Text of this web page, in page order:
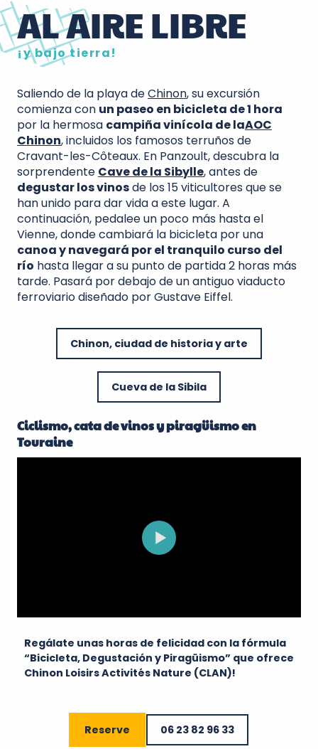
AL AIRE LIBRE
¡y bajo tierra!
Saliendo de la playa deChinon, su excursión
comienza con un paseo en bicicleta de 1 hora
por la hermosa campiña vinícola de laAOC
Chinon, incluidos los famosos terruños de
Cravant-les-Côteaux. En Panzoult, descubra la
sorprendente Cave de la Sibylle, antes de
degustar los vinosde los 15 viticultores que se
han unido para dar vida a este lugar. A
continuación, pedalee un poco más hasta el
Vienne, donde cambiará la bicicleta por una
canoa y navegará por el tranquilo curso del
río hasta llegar a su punto de partida 2 horas más
tarde. Pasará por debajo de un antiguo viaducto
ferroviario diseñado por Gustave Eiffel.
Chinon, ciudad de historia y arte
Cueva de la Sibila
Ciclismo, cata de vinos y piragüismo en
Touraine
Regálate unas horas de felicidad con la fórmula
“Bicicleta, Degustación y Piragüismo” que ofrece
Chinon Loisirs Activités Nature (CLAN)!
Reserve 06 23 82 96 33